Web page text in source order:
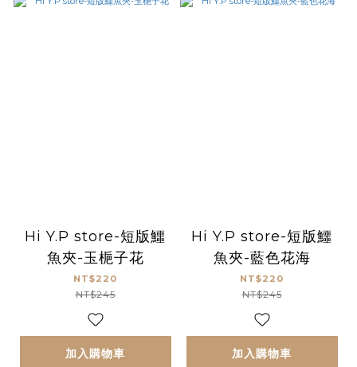
Hi Y.P store-短版鱷
魚夾-玉梔子花
NT$220
NT$245
加入購物車
Hi Y.P store-短版鱷
魚夾-藍色花海
NT$220
NT$245
加入購物車